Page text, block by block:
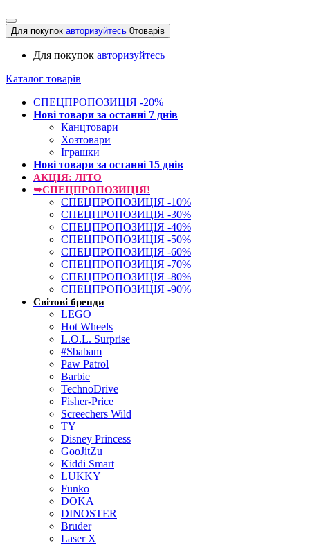
Для покупок авторизуйтесь 0товарів
Для покупок авторизуйтесь
Каталог товарів
СПЕЦПРОПОЗИЦІЯ -20%
Нові товари за останнi 7 днiв
Канцтовари
Хозтовари
Іграшки
Нові товари за останнi 15 днiв
АКЦІЯ: ЛІТО
➥СПЕЦПРОПОЗИЦІЯ!
СПЕЦПРОПОЗИЦІЯ -10%
СПЕЦПРОПОЗИЦІЯ -30%
СПЕЦПРОПОЗИЦІЯ -40%
СПЕЦПРОПОЗИЦІЯ -50%
СПЕЦПРОПОЗИЦІЯ -60%
СПЕЦПРОПОЗИЦІЯ -70%
СПЕЦПРОПОЗИЦІЯ -80%
СПЕЦПРОПОЗИЦІЯ -90%
Світові бренди
LEGO
Hot Wheels
L.O.L. Surprise
#Sbabam
Paw Patrol
Barbie
TechnoDrive
Fisher-Price
Screechers Wild
TY
Disney Princess
GooJitZu
Kiddi Smart
LUKKY
Funko
DOKA
DINOSTER
Bruder
Laser X